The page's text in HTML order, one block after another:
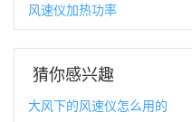
风速仪加热功率
猜你感兴趣
大风下的风速仪怎么用的